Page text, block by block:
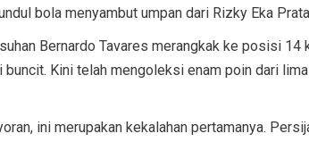
bola menyambut umpan dari Rizky Eka
Bernardo Tavares merangkak ke posisi
Kini telah mengoleksi enam poin dari
ini merupakan kekalahan pertamanya.